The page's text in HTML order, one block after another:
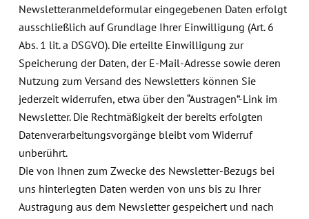
Newsletteranmeldeformular eingegebenen Daten erfolgt
ausschließlich auf Grundlage Ihrer Einwilligung (Art. 6
Abs. 1 lit. a DSGVO). Die erteilte Einwilligung zur
Speicherung der Daten, der E-Mail-Adresse sowie deren
Nutzung zum Versand des Newsletters können Sie
jederzeit widerrufen, etwa über den “Austragen”-Link im
Newsletter. Die Rechtmäßigkeit der bereits erfolgten
Datenverarbeitungsvorgänge bleibt vom Widerruf
unberührt.
Die von Ihnen zum Zwecke des Newsletter-Bezugs bei
uns hinterlegten Daten werden von uns bis zu Ihrer
Austragung aus dem Newsletter gespeichert und nach